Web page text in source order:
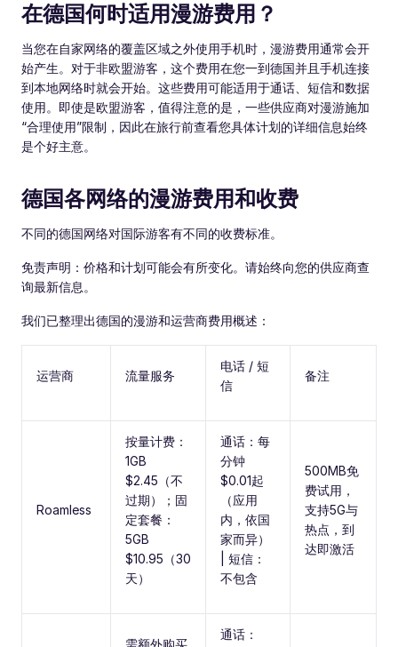
在德国何时适用漫游费用？
当您在自家网络的覆盖区域之外使用手机时，漫游费用通常会开
始产生。对于非欧盟游客，这个费用在您一到德国并且手机连接
到本地网络时就会开始。这些费用可能适用于通话、短信和数据
使用。即使是欧盟游客，值得注意的是，一些供应商对漫游施加
“合理使用”限制，因此在旅行前查看您具体计划的详细信息始终
是个好主意。
德国各网络的漫游费用和收费
不同的德国网络对国际游客有不同的收费标准。
免责声明：价格和计划可能会有所变化。请始终向您的供应商查
询最新信息。
我们已整理出德国的漫游和运营商费用概述：
运营商 流量服务
电话 / 短
信
备注
Roamless
按量计费：
1GB
$2.45（不
过期）；固
定套餐：
5GB
$10.95（30
天）
通话：每
分钟
$0.01起
（应用
内，依国
家而异）
| 短信：
不包含
500MB免
费试用，
支持5G与
热点，到
达即激活
通话：